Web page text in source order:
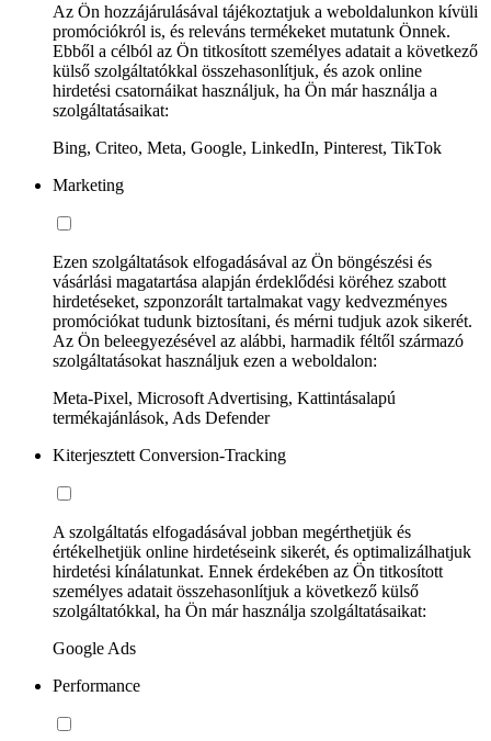
Az Ön hozzájárulásával tájékoztatjuk a weboldalunkon kívüli
promóciókról is, és releváns termékeket mutatunk Önnek.
Ebből a célból az Ön titkosított személyes adatait a következő
külső szolgáltatókkal összehasonlítjuk, és azok online
hirdetési csatornáikat használjuk, ha Ön már használja a
szolgáltatásaikat:
Bing, Criteo, Meta, Google, LinkedIn, Pinterest, TikTok
Marketing
Ezen szolgáltatások elfogadásával az Ön böngészési és
vásárlási magatartása alapján érdeklődési köréhez szabott
hirdetéseket, szponzorált tartalmakat vagy kedvezményes
promóciókat tudunk biztosítani, és mérni tudjuk azok sikerét.
Az Ön beleegyezésével az alábbi, harmadik féltől származó
szolgáltatásokat használjuk ezen a weboldalon:
Meta-Pixel, Microsoft Advertising, Kattintásalapú
termékajánlások, Ads Defender
Kiterjesztett Conversion-Tracking
A szolgáltatás elfogadásával jobban megérthetjük és
értékelhetjük online hirdetéseink sikerét, és optimalizálhatjuk
hirdetési kínálatunkat. Ennek érdekében az Ön titkosított
személyes adatait összehasonlítjuk a következő külső
szolgáltatókkal, ha Ön már használja szolgáltatásaikat:
Google Ads
Performance